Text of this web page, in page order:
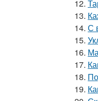
12.
13.
14. С
15.
16.
17.
18.
19.